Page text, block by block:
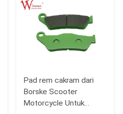
Pad rem cakram dari
Borske Scooter
Motorcycle Untuk